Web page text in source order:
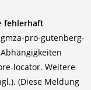
fehlerhaft
pro-gutenberg-
locator. Weitere
. (Diese Meldung